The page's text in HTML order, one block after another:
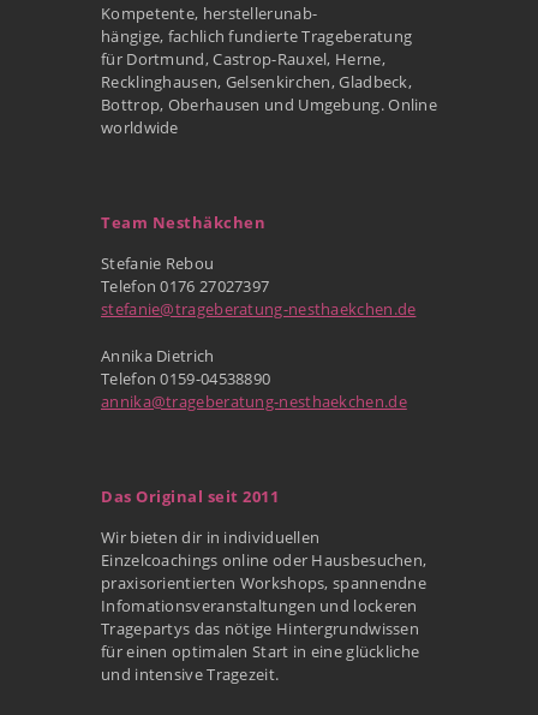
Kompetente, herstellerunab-
hängige, fachlich fundierte Trageberatung
für Dortmund, Castrop-Rauxel, Herne,
Recklinghausen, Gelsenkirchen, Gladbeck,
Bottrop, Oberhausen und Umgebung. Online
worldwide
Team Nesthäkchen
Stefanie Rebou
Telefon 0176 27027397
stefanie@trageberatung-nesthaekchen.de
Annika Dietrich
Telefon 0159-04538890
annika@trageberatung-nesthaekchen.de
Das Original seit 2011
Wir bieten dir in individuellen
Einzelcoachings online oder Hausbesuchen,
praxisorientierten Workshops, spannendne
Infomationsveranstaltungen und lockeren
Tragepartys das nötige Hintergrundwissen
für einen optimalen Start in eine glückliche
und intensive Tragezeit.